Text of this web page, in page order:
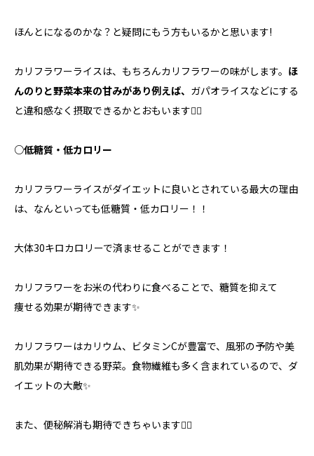
ほんとになるのかな？と疑問にもう方もいるかと思います!
カリフラワーライスは、もちろんカリフラワーの味がします。 ほ
んのりと野菜本来の甘みがあり例えば、 ガパオライスなどにする
と違和感なく摂取できるかとおもいます🙆‍♀️
○低糖質・低カロリー
カリフラワーライスがダイエットに良いとされている最大の理由
は、なんといっても低糖質・低カロリー！！
大体30キロカロリーで済ませることができます！
カリフラワーをお米の代わりに食べることで、糖質を抑えて
痩せる効果が期待できます✨
カリフラワーはカリウム、ビタミンCが豊富で、風邪の予防や美
肌効果が期待できる野菜。食物繊維も多く含まれているので、ダ
イエットの大敵✨
また、便秘解消も期待できちゃいます🙆‍♀️